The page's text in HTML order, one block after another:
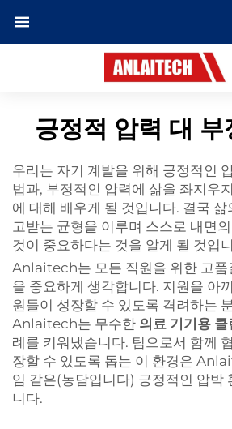
긍정적 압력 대 부
우리는 자기 계발을 위해 긍정적인
법과, 부정적인 압력에 삶을 좌지우
에 대해 배우게 될 것입니다. 결국
고받는 균형을 이루며 스스로 내면
것이 중요하다는 것을 알게 될 것입
Anlaitech는 모든 직원을 위한 고품
을 중요하게 생각합니다. 지원을 아
원들이 성장할 수 있도록 격려하는
Anlaitech는 무수한 의료 기기용 클
례를 키워냈습니다. 팀으로서 함께
장할 수 있도록 돕는 이 환경은
임 같은(농담입니다) 긍정적인 압박
니다.